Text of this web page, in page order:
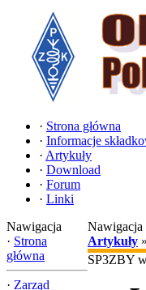
· Strona główna
· Informacje
· Artykuły
· Download
· Forum
· Linki
Nawigacja
· Strona
główna
· Zarząd
Nawigacja
Artykuły »
SP3ZBY